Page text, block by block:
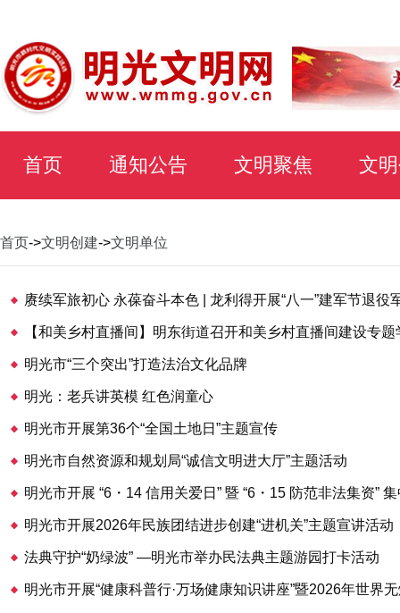
首页 通知公告 文明聚焦 文
首页->文明创建->文明单位
【和美乡村直播间】明东街道召开和美乡村直播间建设专
明光市“三个突出”打造法治文化品牌
明光：老兵讲英模 红色润童心
明光市开展第36个“全国土地日”主题宣传
明光市自然资源和规划局“诚信文明进大厅”主题活动
明光市开展 “6・14 信用关爱日” 暨 “6・15 防范非法集资”
明光市开展2026年民族团结进步创建“进机关”主题宣讲活动
法典守护“奶绿波” —明光市举办民法典主题游园打卡活动